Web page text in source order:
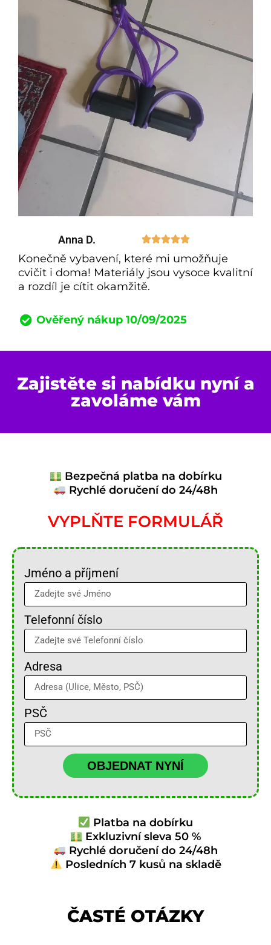
Anna D. 
Konečně vybavení, které mi umožňuje
cvičit i doma! Materiály jsou vysoce kvalitní
a rozdíl je cítit okamžitě.
Ověřený nákup 10/09/2025
Zajistěte si nabídku nyní a
zavoláme vám
Bezpečná platba na dobírku
Rychlé doručení do 24/48h
VYPLŇTE FORMULÁŘ
Jméno a příjmení
Telefonní číslo
Adresa
PSČ
OBJEDNAT NYNÍ
Platba na dobírku
Exkluzivní sleva 50 %
Rychlé doručení do 24/48h
Posledních 7 kusů na skladě
ČASTÉ OTÁZKY